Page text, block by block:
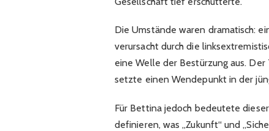
Die Umstände waren dramatisch:
verursacht durch die
eine Welle der Bestürzung aus.
setzte einen Wendepunkt in der
Für Bettina jedoch bedeutete
definieren, was „Zukunft“ und